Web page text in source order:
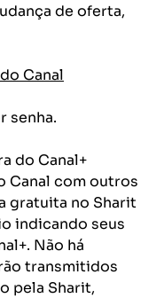
de oferta,
Canal
senha.
do Canal+
Canal com outros
gratuita no Sharit
indicando seus
Não há
transmitidos
pela Sharit,